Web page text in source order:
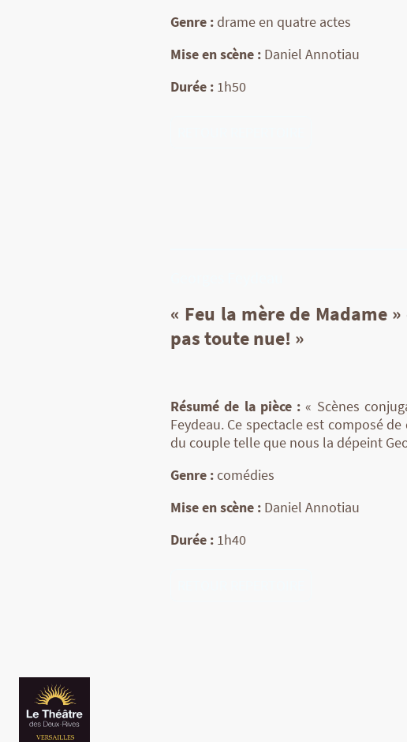
Genre : drame en quatre actes
Mise en scène : Daniel Annotiau
Durée : 1h50
« Feu la mère de Madame
pas toute nue! »
Résumé de la pièce : « Scènes
Feydeau. Ce spectacle est composé
du couple telle que nous la dépeint
Genre :comédies
Mise en scène : Daniel Annotiau
Durée : 1h40